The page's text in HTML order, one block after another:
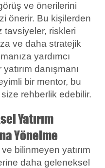
ve önerilerini
önerir. Bu kişilerden
tavsiyeler, riskleri
ve daha stratejik
yardımcı
danışmanı
bir mentor, bu
rehberlik edebilir.
Yatırım
Yönelme
bilinmeyen yatırım
daha geleneksel